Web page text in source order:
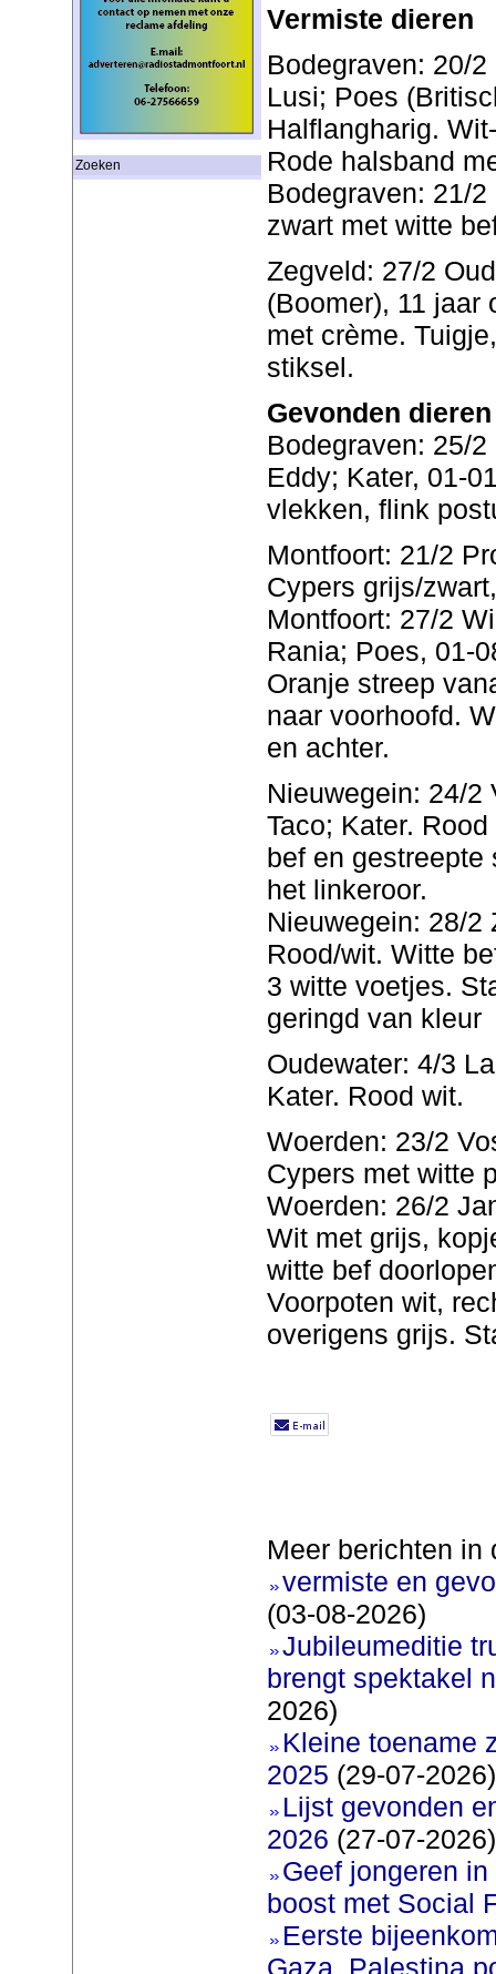
Zoeken
Vermiste dieren
Bodegraven: 20/
Lusi; Poes
Halflangharig.
Rode halsband
Bodegraven: 21/
zwart met witte
Zegveld: 27/2
(Boomer), 11 jaar
met crème.
stiksel.
Gevonden dieren
Bodegraven: 25/
Eddy; Kater, 01-
vlekken, flink
Montfoort: 21/2
Cypers grijs/
Montfoort: 27/2
Rania; Poes, 01-
Oranje streep
naar voorhoofd.
en achter.
Nieuwegein: 24/2
Taco; Kater.
bef en gestreepte
het linkeroor.
Nieuwegein: 28/2
Rood/wit. Witte
3 witte voetjes.
geringd van kleur
Oudewater: 4/3
Kater. Rood wit.
Woerden: 23/2
Cypers met witte
Woerden: 26/2
Wit met grijs,
witte bef
Voorpoten wit,
overigens grijs.
Meer berichten in
vermiste en
(03-08-2026)
Jubileumeditie
brengt spektakel
2026)
Kleine toename
2025 (29-07-2026)
Lijst gevonden
2026 (27-07-2026)
Geef jongeren
boost met Social
Eerste
Gaza, Palestina